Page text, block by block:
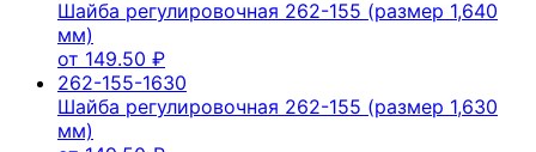
Шайба регулировочная 262-155 (размер 1,640
мм)
от 149.50 ₽
262-155-1630
Шайба регулировочная 262-155 (размер 1,630
мм)